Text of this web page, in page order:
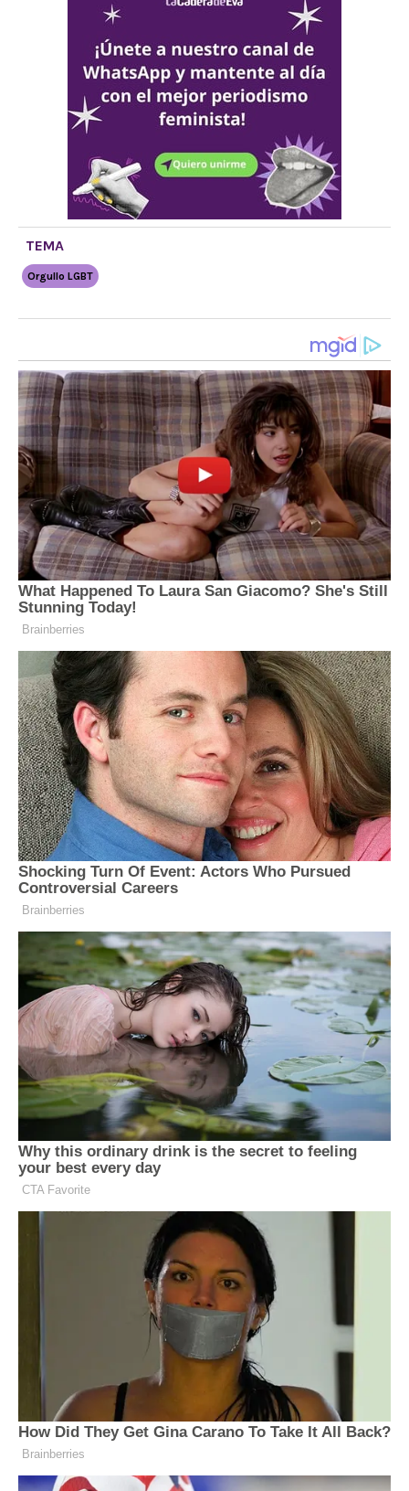
TEMA
Orgullo LGBT